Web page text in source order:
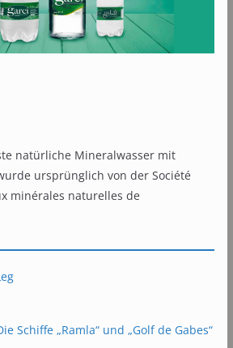
natürliche Mineralwasser mit
ursprünglich von der Société
minérales naturelles de
Schiffe „Ramla“ und „Golf de Gabes“